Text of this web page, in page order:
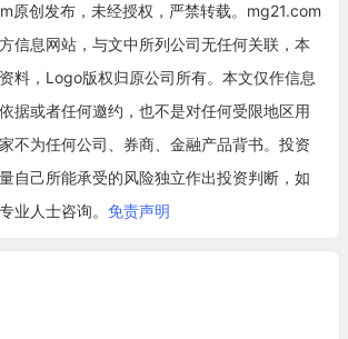
原创发布，未经授权，严禁转载。mg21.com
信息网站，与文中所列公司无任何关联，本
料，Logo版权归原公司所有。本文仅作信息
据或者任何邀约，也不是对任何受限地区用
不为任何公司、券商、金融产品背书。投资
自己所能承受的风险独立作出投资判断，如
业人士咨询。 免责声明